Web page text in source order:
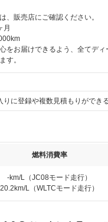
、販売店にご確認ください。
月
をお届けできるよう、全てデ
す。
りに登録や複数見積もりができ
燃料消費率
-km/L（JC08モード走行）
20.2km/L（WLTCモード走行）